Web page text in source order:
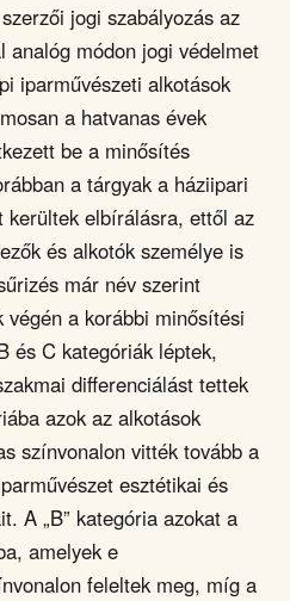
jogi szabályozás az
analóg módon jogi védelmet
iparművészeti alkotások
a hatvanas évek
be a minősítés
a tárgyak a háziipari
kerültek elbírálásra, ettől az
és alkotók személye is
már név szerint
a korábbi minősítési
és C kategóriák léptek,
differenciálást tettek
azok az alkotások
színvonalon vitték tovább a
esztétikai és
A „B” kategória azokat a
amelyek e
feleltek meg, míg a